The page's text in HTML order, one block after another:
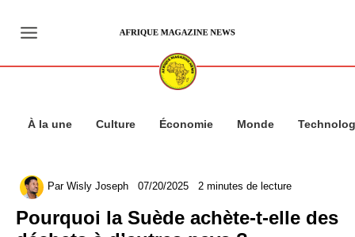
contenu
À la une Culture Économie Monde
Par Wisly Joseph 07/20/2025 2 minutes de lecture
Pourquoi la Suède achète-t-elle des